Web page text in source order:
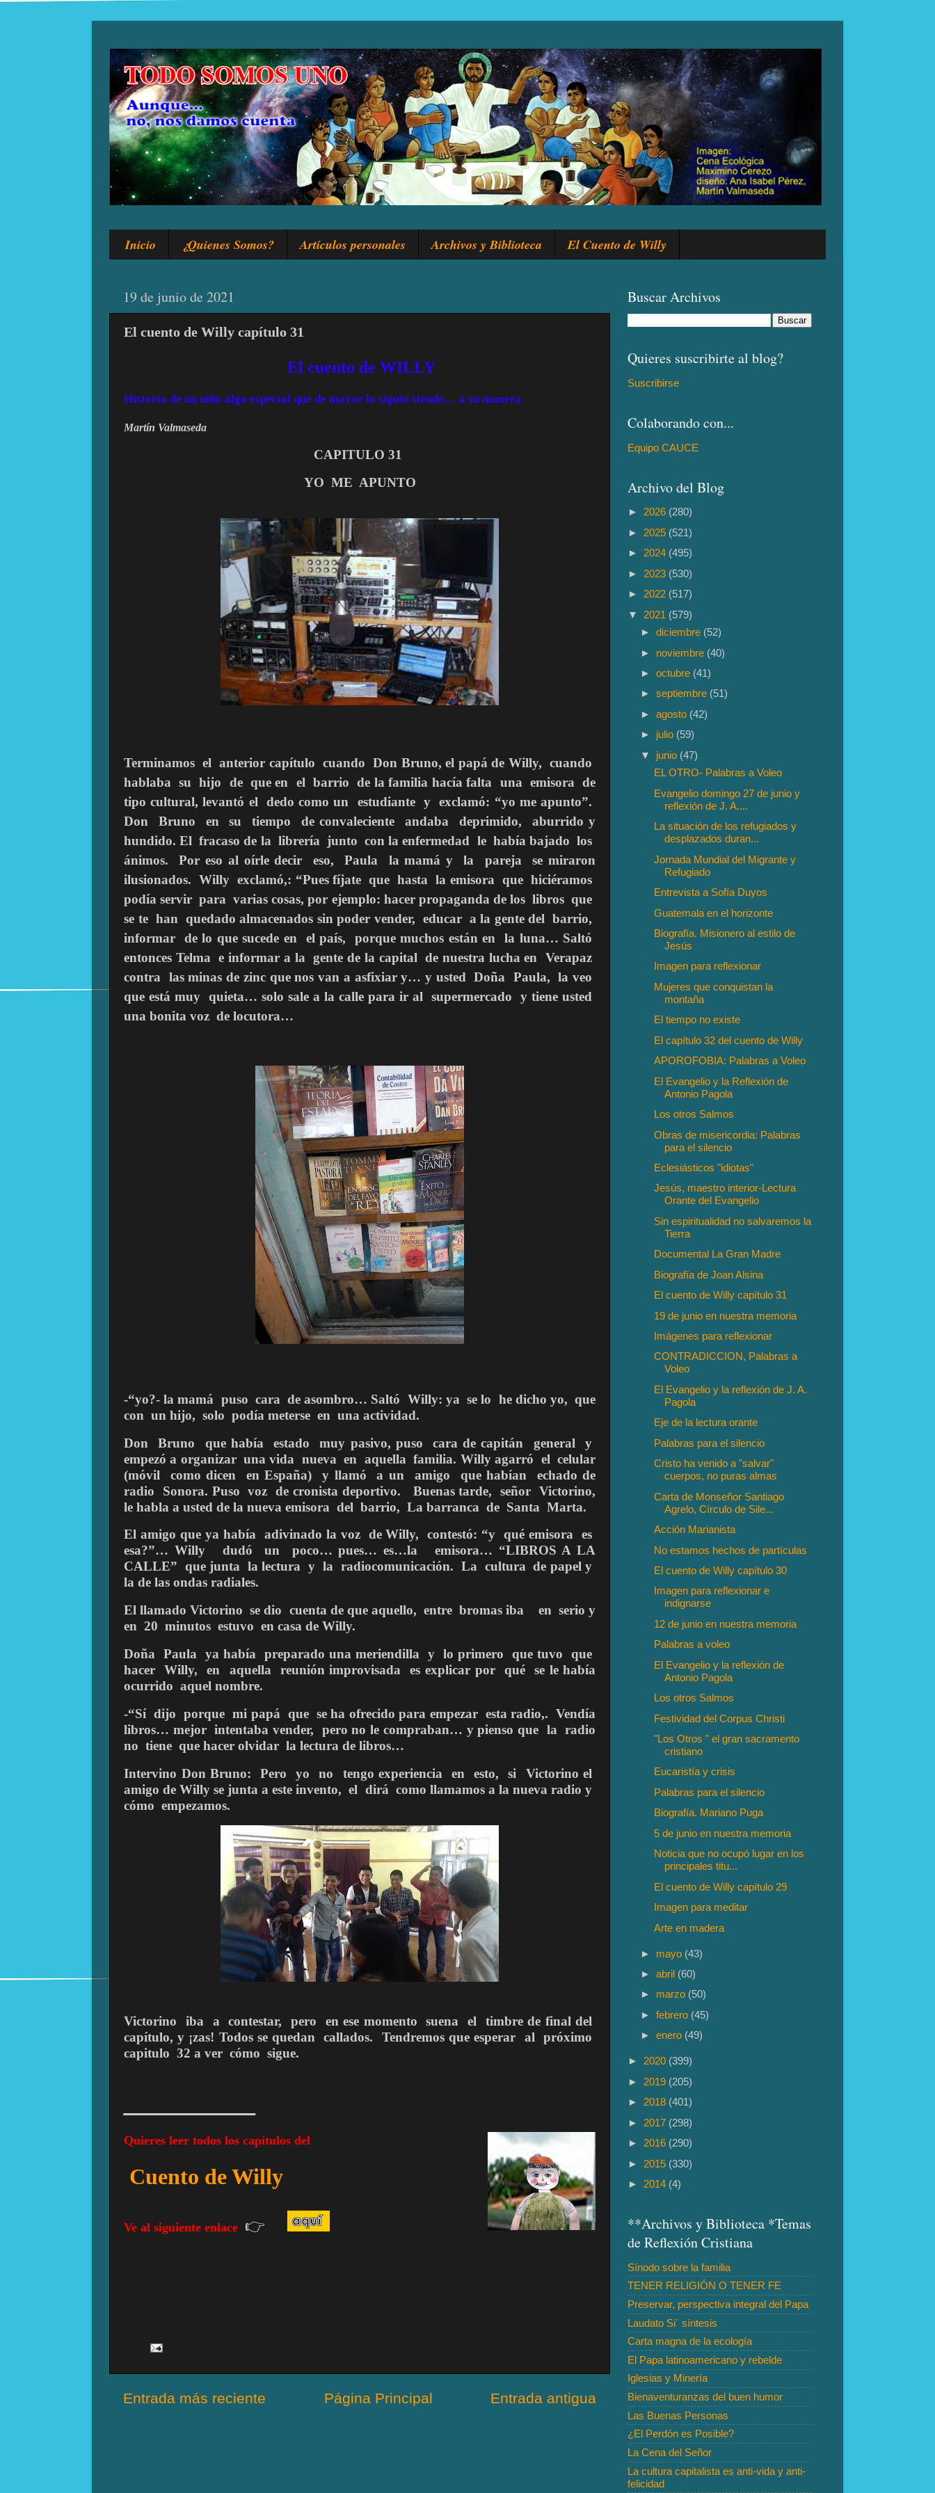
Inicio ¿Quienes Somos? Artículos personales Archivos y Biblioteca El Cuento de Willy
19 de junio de 2021
El cuento de Willy capítulo 31
El cuento de WILLY
Historia de un niño algo especial que de mayor lo siguió siendo… a su manera
Martín Valmaseda
CAPITULO 31
YO ME APUNTO
Terminamos el anterior capítulo cuando Don Bruno, el papá de Willy, cuando
hablaba su hijo de que en el barrio de la familia hacía falta una emisora de
tipo cultural, levantó el dedo como un estudiante y exclamó: “yo me apunto”.
Don Bruno en su tiempo de convaleciente andaba deprimido, aburrido y
hundido. El fracaso de la librería junto con la enfermedad le había bajado los
ánimos. Por eso al oírle decir eso, Paula la mamá y la pareja se miraron
ilusionados. Willy exclamó,: “Pues fíjate que hasta la emisora que hiciéramos
podía servir para varias cosas, por ejemplo: hacer propaganda de los libros que
se te han quedado almacenados sin poder vender, educar a la gente del barrio,
informar de lo que sucede en el país, porque muchos están en la luna… Saltó
entonces Telma e informar a la gente de la capital de nuestra lucha en Verapaz
contra las minas de zinc que nos van a asfixiar y… y usted Doña Paula, la veo
que está muy quieta… solo sale a la calle para ir al supermercado y tiene usted
una bonita voz de locutora…
-“yo?- la mamá puso cara de asombro… Saltó Willy: ya se lo he dicho yo, que
con un hijo, solo podía meterse en una actividad.
Don
Bruno que había estado muy pasivo, puso cara de capitán general
y
empezó a organizar una vida nueva en aquella familia. Willy agarró el celular
(móvil
como dicen en España) y llamó a un amigo que habían
echado de
radio
Sonora. Puso voz de cronista deportivo. Buenas tarde, señor Victorino,
le habla a usted de la nueva emisora del barrio, La barranca de Santa Marta.
El amigo que ya había adivinado la voz de Willy, contestó: “y qué emisora es
esa?”… Willy
dudó un poco… pues… es…la emisora… “LIBROS A LA
CALLE” que junta la lectura y la radiocomunicación. La cultura de papel y
la de las ondas radiales.
El llamado Victorino se dio cuenta de que aquello, entre bromas iba en serio y
en 20 minutos estuvo en casa de Willy.
Doña
Paula ya había preparado una meriendilla y lo primero que tuvo
que
hacer
Willy, en aquella reunión improvisada es explicar por qué
se le había
ocurrido aquel nombre.
-“Sí dijo porque mi papá que se ha ofrecido para empezar esta radio,. Vendía
libros… mejor intentaba vender, pero no le compraban… y pienso que la radio
no tiene que hacer olvidar la lectura de libros…
Intervino Don Bruno:
Pero yo no tengo experiencia en esto, si
Victorino el
amigo de Willy se junta a este invento, el dirá como llamamos a la nueva radio y
cómo empezamos.
Victorino iba a contestar, pero en ese momento suena el
timbre de final del
capítulo, y ¡zas! Todos se quedan callados. Tendremos que esperar al próximo
capitulo 32 a ver cómo sigue.
Quieres leer todos los capítulos del
Cuento de Willy
Ve al siguiente enlace 👉
Entrada más reciente Entrada antigua
Página Principal
Buscar Archivos
Quieres suscribirte al blog?
Suscribirse
Colaborando con...
Equipo CAUCE
Archivo del Blog
► 2026 (280)
► 2025 (521)
► 2024 (495)
► 2023 (530)
► 2022 (517)
▼ 2021 (579)
►diciembre (52)
► noviembre (40)
►octubre (41)
►septiembre (51)
►agosto (42)
► julio (59)
▼ junio (47)
EL OTRO- Palabras a Voleo
Evangelio domingo 27 de junio y
reflexión de J. A....
La situación de los refugiados y
desplazados duran...
Jornada Mundial del Migrante y
Refugiado
Entrevista a Sofía Duyos
Guatemala en el horizonte
Biografía. Misionero al estilo de
Jesús
Imagen para reflexionar
Mujeres que conquistan la
montaña
El tiempo no existe
El capítulo 32 del cuento de Willy
APOROFOBIA: Palabras a Voleo
El Evangelio y la Reflexión de
Antonio Pagola
Los otros Salmos
Obras de misericordia: Palabras
para el silencio
Eclesiásticos "idiotas"
Jesús, maestro interior-Lectura
Orante del Evangelio
Sin espiritualidad no salvaremos la
Tierra
Documental La Gran Madre
Biografía de Joan Alsina
El cuento de Willy capítulo 31
19 de junio en nuestra memoria
Imágenes para reflexionar
CONTRADICCION, Palabras a
Voleo
El Evangelio y la reflexión de J. A.
Pagola
Eje de la lectura orante
Palabras para el silencio
Cristo ha venido a "salvar"
cuerpos, no puras almas
Carta de Monseñor Santiago
Agrelo, Círculo de Sile...
Acción Marianista
No estamos hechos de partículas
El cuento de Willy capítulo 30
Imagen para reflexionar e
indignarse
12 de junio en nuestra memoria
Palabras a voleo
El Evangelio y la reflexión de
Antonio Pagola
Los otros Salmos
Festividad del Corpus Christi
"Los Otros " el gran sacramento
cristiano
Eucaristía y crisis
Palabras para el silencio
Biografía. Mariano Puga
5 de junio en nuestra memoria
Noticia que no ocupó lugar en los
principales titu...
El cuento de Willy capítulo 29
Imagen para meditar
Arte en madera
► mayo (43)
►abril (60)
► marzo (50)
►febrero (45)
►enero (49)
► 2020 (399)
► 2019 (205)
► 2018 (401)
► 2017 (298)
► 2016 (290)
► 2015 (330)
► 2014 (4)
**Archivos y Biblioteca *Temas
de Reflexión Cristiana
Sínodo sobre la familia
TENER RELIGIÓN O TENER FE
Preservar, perspectiva integral del Papa
Laudato Si´ síntesis
Carta magna de la ecología
El Papa latinoamericano y rebelde
Iglesias y Minería
Bienaventuranzas del buen humor
Las Buenas Personas
¿El Perdón es Posible?
La Cena del Señor
La cultura capitalista es anti-vida y anti-
felicidad